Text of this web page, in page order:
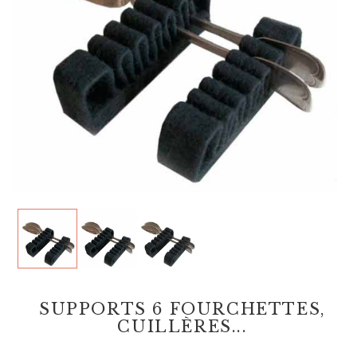
SUPPORTS 6 FOURCHETTES,
CUILLÈRES...